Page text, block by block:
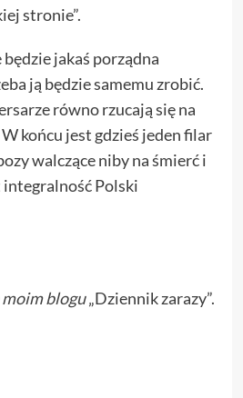
stronie”.
jakaś porządna
ją będzie samemu zrobić.
równo rzucają się na
końcu jest gdzieś jeden filar
walczące niby na śmierć i
integralność Polski
moim blogu„Dziennik zarazy”.